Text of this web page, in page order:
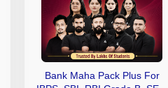
Bank Maha Pack Plus For